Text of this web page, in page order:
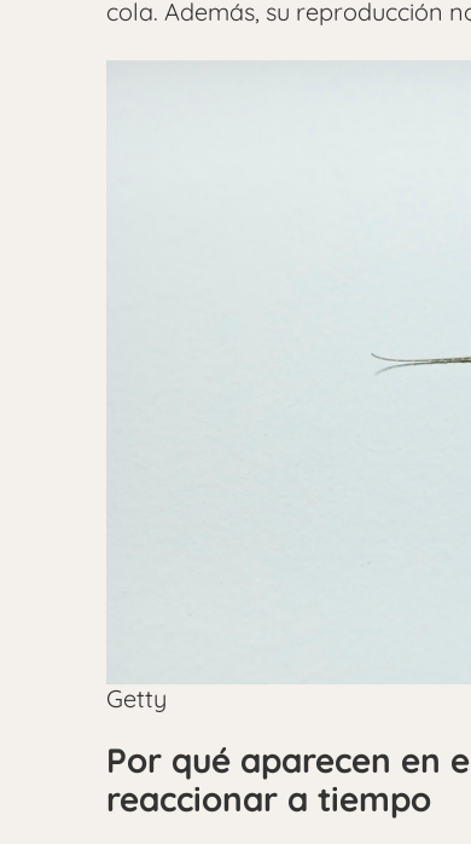
cola. Además, su reproducción
Getty
Por qué aparecen en
reaccionar a tiempo